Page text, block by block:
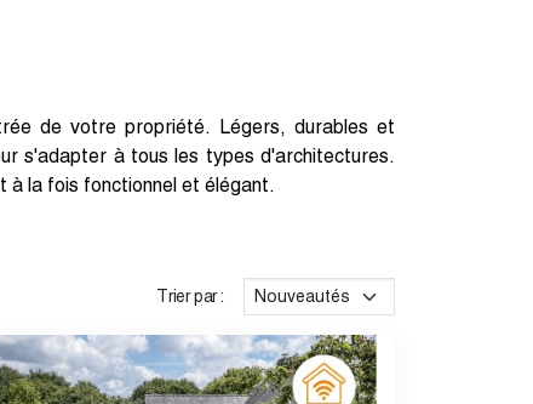
de votre propriété. Légers, durables et
s'adapter à tous les types d'architectures.
à la fois fonctionnel et élégant.
Trier par :